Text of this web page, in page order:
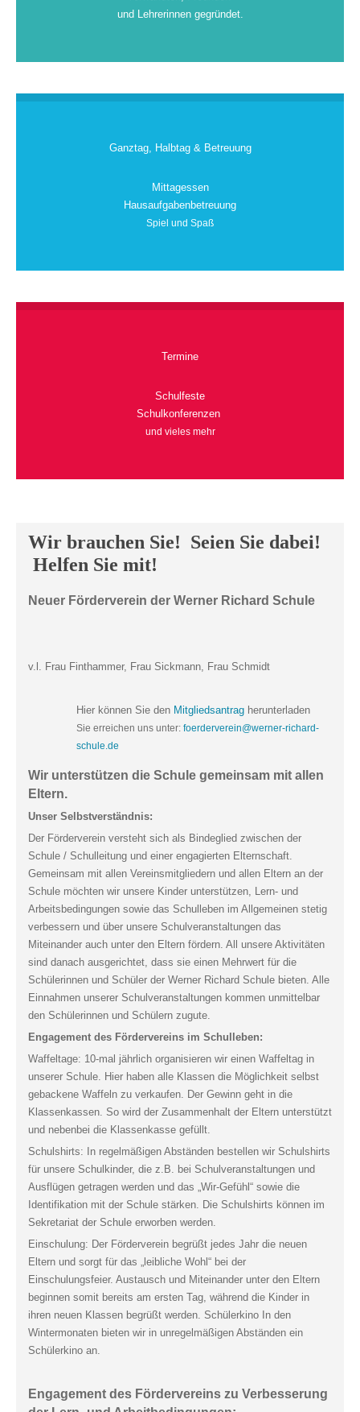
und Lehrerinnen gegründet.
Ganztag, Halbtag & Betreuung
Mittagessen
Hausaufgabenbetreuung
Spiel und Spaß
Termine
Schulfeste
Schulkonferenzen
und vieles mehr
Wir brauchen Sie! Seien Sie dabei!
Helfen Sie mit!
Neuer Förderverein der Werner Richard Schule
v.l. Frau Finthammer, Frau Sickmann, Frau Schmidt
Hier können Sie den Mitgliedsantrag herunterladen
Sie erreichen uns unter: foerderverein@werner-richard-
schule.de
Wir unterstützen die Schule gemeinsam mit allen
Eltern.
Unser Selbstverständnis:
Der Förderverein versteht sich als Bindeglied zwischen der
Schule / Schulleitung und einer engagierten Elternschaft.
Gemeinsam mit allen Vereinsmitgliedern und allen Eltern an der
Schule möchten wir unsere Kinder unterstützen, Lern- und
Arbeitsbedingungen sowie das Schulleben im Allgemeinen stetig
verbessern und über unsere Schulveranstaltungen das
Miteinander auch unter den Eltern fördern. All unsere Aktivitäten
sind danach ausgerichtet, dass sie einen Mehrwert für die
Schülerinnen und Schüler der Werner Richard Schule bieten. Alle
Einnahmen unserer Schulveranstaltungen kommen unmittelbar
den Schülerinnen und Schülern zugute.
Engagement des Fördervereins im Schulleben:
Waffeltage: 10-mal jährlich organisieren wir einen Waffeltag in
unserer Schule. Hier haben alle Klassen die Möglichkeit selbst
gebackene Waffeln zu verkaufen. Der Gewinn geht in die
Klassenkassen. So wird der Zusammenhalt der Eltern unterstützt
und nebenbei die Klassenkasse gefüllt.
Schulshirts: In regelmäßigen Abständen bestellen wir Schulshirts
für unsere Schulkinder, die z.B. bei Schulveranstaltungen und
Ausflügen getragen werden und das „Wir-Gefühl“ sowie die
Identifikation mit der Schule stärken. Die Schulshirts können im
Sekretariat der Schule erworben werden.
Einschulung: Der Förderverein begrüßt jedes Jahr die neuen
Eltern und sorgt für das „leibliche Wohl“ bei der
Einschulungsfeier. Austausch und Miteinander unter den Eltern
beginnen somit bereits am ersten Tag, während die Kinder in
ihren neuen Klassen begrüßt werden. Schülerkino In den
Wintermonaten bieten wir in unregelmäßigen Abständen ein
Schülerkino an.
Engagement des Fördervereins zu Verbesserung